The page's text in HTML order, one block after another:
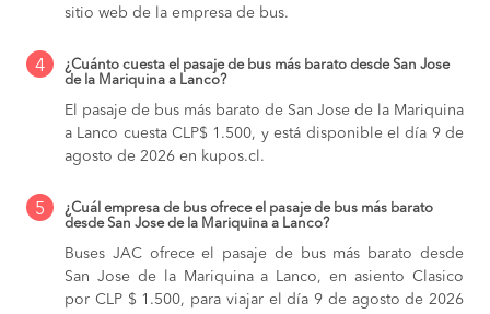
sitio web de la empresa de bus.
4
¿Cuánto cuesta el pasaje de bus más barato desde San Jose
de la Mariquina a Lanco?
El pasaje de bus más barato de San Jose de la Mariquina
a Lanco cuesta CLP$ 1.500, y está disponible el día 9 de
agosto de 2026 en kupos.cl.
5
¿Cuál empresa de bus ofrece el pasaje de bus más barato
desde San Jose de la Mariquina a Lanco?
Buses JAC ofrece el pasaje de bus más barato desde
San Jose de la Mariquina a Lanco, en asiento Clasico
por CLP $ 1.500, para viajar el día 9 de agosto de 2026